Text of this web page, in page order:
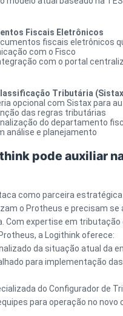
Fiscais Eletrônicos
fiscais eletrônicos
com o Fisco
com o portal
Tributária
opcional com Sistax para
das regras tributárias
do departamento
análise e planejamento
pode auxiliar
como parceira estratégica
o Protheus e precisam se
Com expertise em tributação
a Logithink oferece:
da situação atual da
para implementação
do Configurador de
para operação no novo